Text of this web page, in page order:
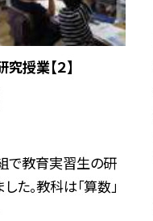
授業【２】
で教育実習生の研
た。教科は「算数」